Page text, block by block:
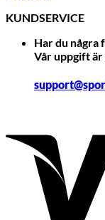
KUNDSERVICE
Har du några
Vår uppgift